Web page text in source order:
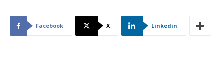
Facebook X Linkedin